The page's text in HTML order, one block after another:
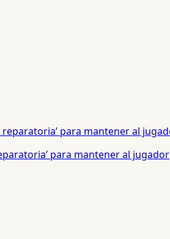
para mantener al jugador